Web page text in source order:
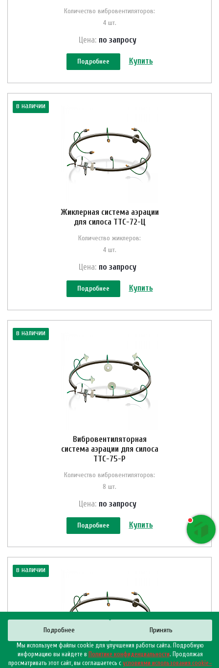
Количество вибровентиляторов:
4 шт.
Цена: по запросу
Подробнее Купить
в наличии
Жиклерная система аэрации
для силоса ТТС-72-Ц
Количество жиклеров:
4 шт.
Цена: по запросу
Подробнее Купить
в наличии
Вибровентиляторная
система аэрации для силоса
ТТС-75-Р
Количество вибровентиляторов:
8 шт.
Цена: по запросу
Подробнее Купить
в наличии
Подробнее Принять
Мы используем файлы cookie для улучшения работы сайта. Подробную
информацию вы найдете в Политике конфиденциальности. Продолжая
просматривать этот сайт, вы соглашаетесь с условиями использования cookie–